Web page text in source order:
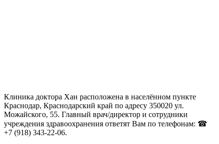
Клиника доктора Хан расположена в населённом пункте
Краснодар, Краснодарский край по адресу 350020 ул.
Можайского, 55. Главный врач/директор и сотрудники
учреждения здравоохранения ответят Вам по телефонам: ☎
+7 (918) 343-22-06.